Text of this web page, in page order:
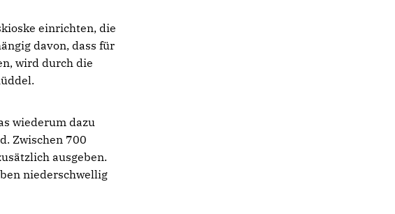
einrichten, die
davon, dass für
wird durch die
wiederum dazu
Zwischen 700
ausgeben.
niederschwellig